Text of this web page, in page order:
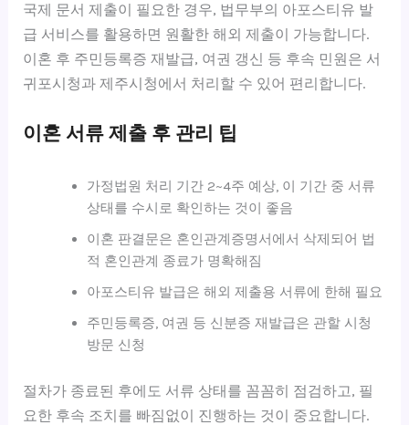
국제 문서 제출이 필요한 경우, 법무부의 아포스티유 발
급 서비스를 활용하면 원활한 해외 제출이 가능합니다.
이혼 후 주민등록증 재발급, 여권 갱신 등 후속 민원은 서
귀포시청과 제주시청에서 처리할 수 있어 편리합니다.
이혼 서류 제출 후 관리 팁
가정법원 처리 기간 2~4주 예상, 이 기간 중 서류
상태를 수시로 확인하는 것이 좋음
이혼 판결문은 혼인관계증명서에서 삭제되어 법
적 혼인관계 종료가 명확해짐
아포스티유 발급은 해외 제출용 서류에 한해 필요
주민등록증, 여권 등 신분증 재발급은 관할 시청
방문 신청
절차가 종료된 후에도 서류 상태를 꼼꼼히 점검하고, 필
요한 후속 조치를 빠짐없이 진행하는 것이 중요합니다.